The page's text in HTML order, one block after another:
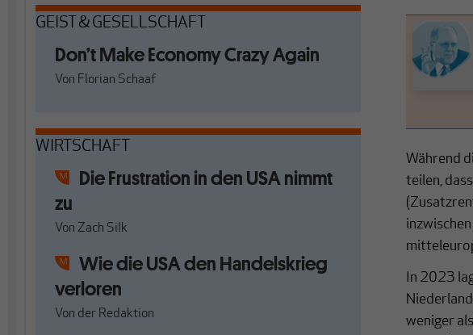
GEIST & GESELLSCHAFT
Don’t Make Economy Crazy Again
Von Florian Schaaf
WIRTSCHAFT
Die Frustration in den USA nimmt
zu
Von Zach Silk
Wie die USA den Handelskrieg
verloren
Von der Redaktion
Während
teilen,
In 2023
weniger